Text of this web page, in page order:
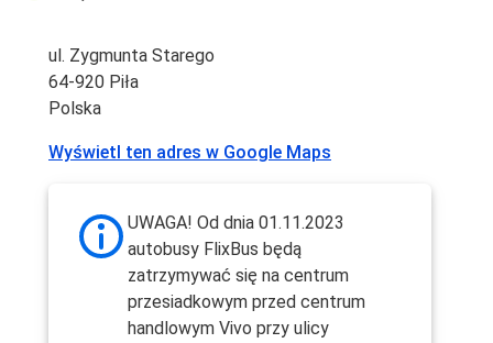
ul. Zygmunta Starego
64-920 Piła
Polska
Wyświetl ten adres w Google Maps
UWAGA! Od dnia 01.11.2023
autobusy FlixBus będą
zatrzymywać się na centrum
przesiadkowym przed centrum
handlowym Vivo przy ulicy